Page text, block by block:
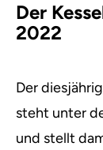
Der
2022
Der
steht unter
und stellt